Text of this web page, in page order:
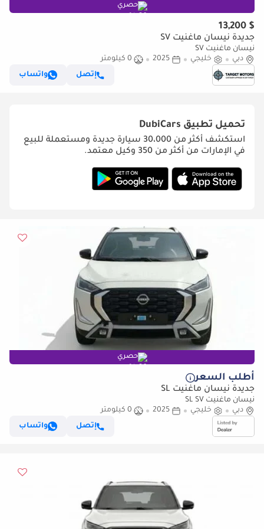
حصري
$ 13,200
جديدة نيسان ماغنيت SV
نيسان ماغنيت SV
دبي
خليجي 2025
0 كيلومتر
إتصل
واتساب
تحميل تطبيق DubiCars
استكشف أكثر من 30،000 سيارة جديدة ومستعملة للبيع
في الإمارات من أكثر من 350 وكيل معتمد.
حصري
أطلب السعر
جديدة نيسان ماغنيت SL
نيسان ماغنيت SL SV
دبي
خليجي 2025
0 كيلومتر
إتصل
واتساب